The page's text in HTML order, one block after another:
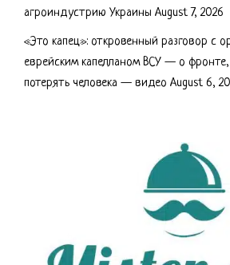
агроиндустрию Украины August 7, 2026
«Это капец»: откровенный разговор с
еврейским капелланом ВСУ — о
потерять человека — видео August 6,